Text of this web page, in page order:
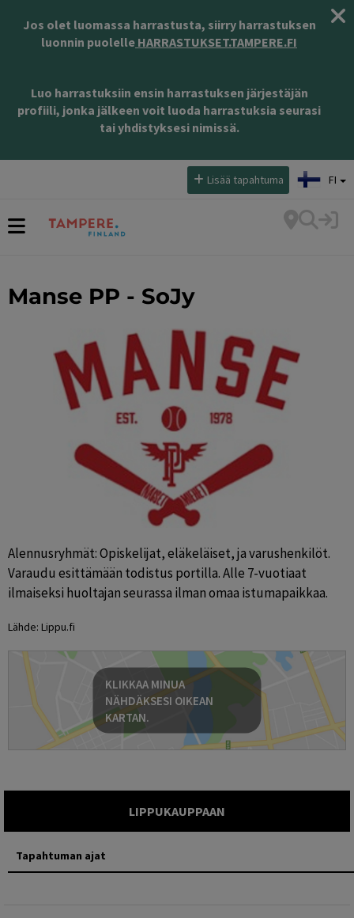
Jos olet luomassa harrastusta, siirry harrastuksen
luonnin puolelle HARRASTUKSET.TAMPERE.FI
Luo harrastuksiin ensin harrastuksen järjestäjän
profiili, jonka jälkeen voit luoda harrastuksia seurasi
tai yhdistyksesi nimissä.
Lisää tapahtuma FI
Manse PP - SoJy
Alennusryhmät: Opiskelijat, eläkeläiset, ja varushenkilöt.
Varaudu esittämään todistus portilla. Alle 7-vuotiaat
ilmaiseksi huoltajan seurassa ilman omaa istumapaikkaa.
Lähde: Lippu.fi
KLIKKAA MINUA
NÄHDÄKSESI OIKEAN
KARTAN.
LIPPUKAUPPAAN
Tapahtuman ajat